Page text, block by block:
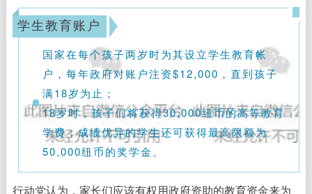
学生教育账户
国家在每个孩子两岁时为其设立学生教育帐
户，每年政府对账户注资$12,000，直到孩子
满18岁为止；
18岁时，孩子们将获得30,000纽币的高等教育
学费；成绩优异的学生还可获得最高限额为
50,000纽币的奖学金。
行动党认为，家长们应该有权用政府资助的教育资金来为